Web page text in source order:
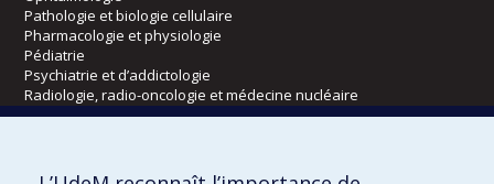
Pathologie et biologie cellulaire
Pharmacologie et physiologie
Pédiatrie
Psychiatrie et d’addictologie
Radiologie, radio-oncologie et médecine nucléaire